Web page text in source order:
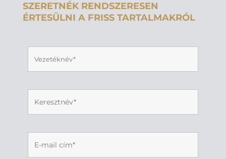
SZERETNÉK RENDSZERESEN
ÉRTESÜLNI A FRISS TARTALMAKRÓL